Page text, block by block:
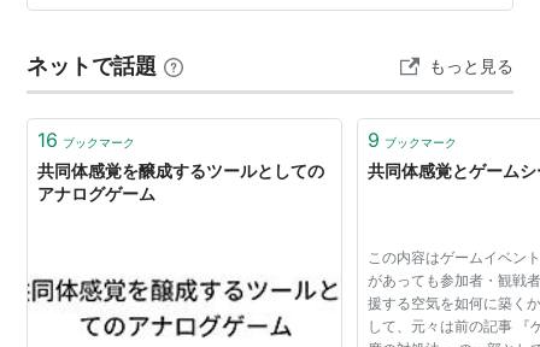
のようなもので間に合わせることにしてるんですが、全
るんですが、ところどころというのが、履いたり脱いだ
りが面倒で… このスノーソックス、昨年末に一度雪…
ネットで話題 もっと見る
16 ブックマーク
共同体感覚を醸成するツールとしての
アナログゲーム
9 ブックマーク
共同体感覚とゲーム
この内容はゲームイベン
があっても参加者・観戦
援する空気を如何に築く
して、元々は前の記事 『